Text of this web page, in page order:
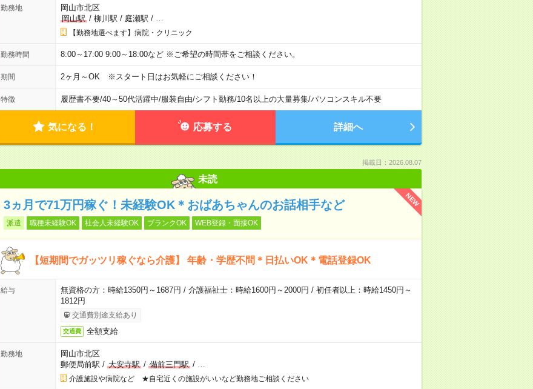
勤務地
岡山市北区
岡山駅/ 柳川駅 / 庭瀬駅 /
【勤務地選べます】病院・クリニック
勤務時間 8:00～17:00 9:00～18:00など ※ご希望の時間帯をご相談ください。
期間 2ヶ月～OK ※スタート日はお気軽にご相談ください！
特徴 履歴書不要/40～50代活躍中/服装自由/シフト勤務/10名以上の大量募集/パソコンスキル不要
気になる！ 応募する 詳細へ
掲載日：2026.08.07
未読
NEW
3ヵ月で71万円稼ぐ！未経験OK＊おばあちゃんのお話相手など
派遣 職種未経験OK 社会人未経験OK ブランクOK WEB登録・面接OK
【短期間でガッツリ稼ぐなら介護】 年齢・学歴不問＊日払いOK＊電話登録OK
給与
無資格の方：時給1350円～1687円 / 介護福祉士：時給1600円～2000円 / 初任者以上：時給1450円～
1812円
交通費別途支給あり
交通費 全額支給
勤務地
岡山市北区
郵便局前駅 / 大安寺駅/ 備前三門駅/
介護施設や病院など ★自宅近くの施設がいいなど勤務地ご相談ください